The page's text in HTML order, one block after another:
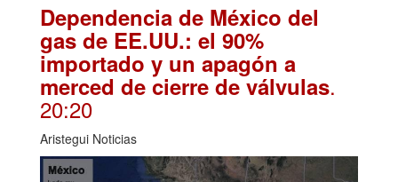
Dependencia de México del
gas de EE.UU.: el 90%
importado y un apagón a
merced de cierre de válvulas.
20:20
Aristegui Noticias